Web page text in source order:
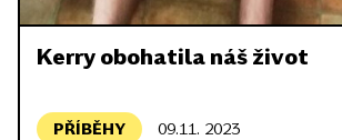
Kerry obohatila náš život
PŘÍBĚHY 09.11. 2023